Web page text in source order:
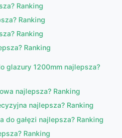
Ranking
Ranking
Ranking
Ranking
glazury 1200mm najlepsza?
najlepsza? Ranking
najlepsza? Ranking
do gałęzi najlepsza? Ranking
Ranking